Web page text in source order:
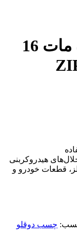
چسب دوقلو هزار کاره مات 16
هیدروکربنی
قطعات خودرو و
چسب دوقلو